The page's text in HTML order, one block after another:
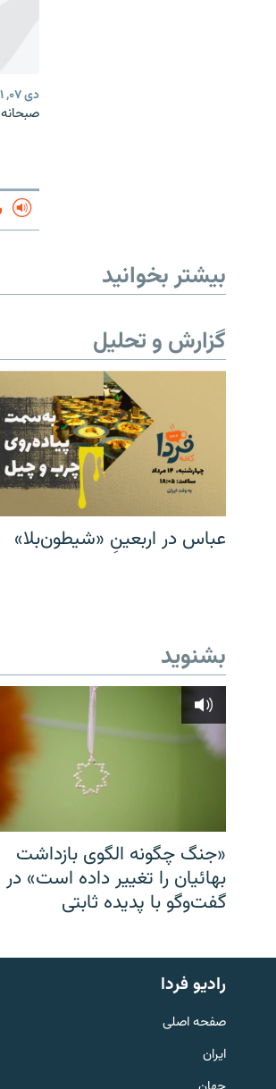
English
به ما بپیوندید
دی ۰۷, ۱۴۰۱
بیشتر بخوانید
گزارش و تحلیل
عباس در اربعینِ «شیطون‌بلا»
بشنوید
«جنگ چگونه الگوی بازداشت
بهائیان را تغییر داده است» در
گفت‌وگو با پدیده ثابتی
رادیو فردا
صفحه اصلی
ایران